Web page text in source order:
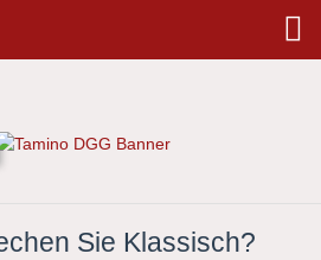
Sie Klassisch?